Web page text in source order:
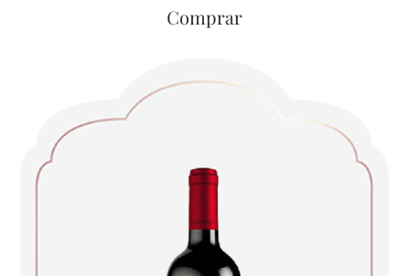
Comprar